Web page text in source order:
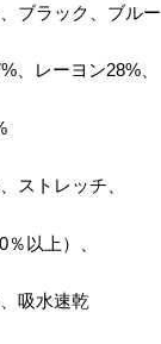
ブラック、ブルー
、レーヨン28%、
ストレッチ、
以上）、
水速乾